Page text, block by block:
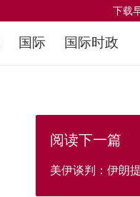
下载
国际 国际时政
阅读下一篇
美伊谈判：伊朗